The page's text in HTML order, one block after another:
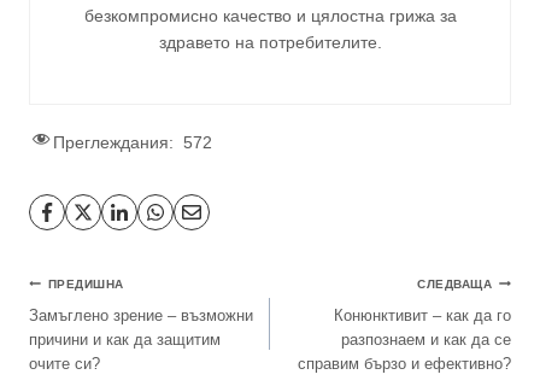
безкомпромисно качество и цялостна грижа за
здравето на потребителите
Преглеждания: 572
ПРЕДИШНА
Замъглено зрение – възможни
причини и как да защитим
очите си?
СЛЕДВАЩА
Конюнктивит – как да го
разпознаем и как да се
справим бързо и ефективно?